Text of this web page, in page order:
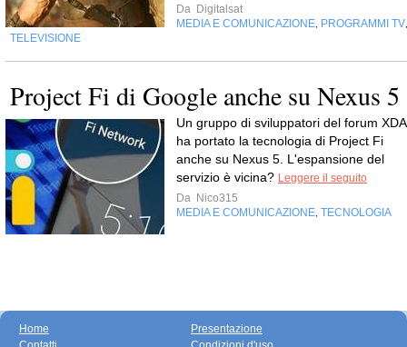
Da Digitalsat
MEDIA E COMUNICAZIONE, PROGRAMMI TV,
TELEVISIONE
Project Fi di Google anche su Nexus 5
Un gruppo di sviluppatori del forum XDA
ha portato la tecnologia di Project Fi
anche su Nexus 5. L'espansione del
servizio è vicina? Leggere il seguito
Da Nico315
MEDIA E COMUNICAZIONE, TECNOLOGIA
Home
Presentazione